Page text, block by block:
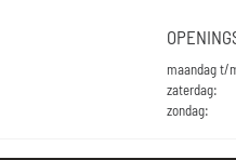
maandag t/
zaterdag:
zondag: